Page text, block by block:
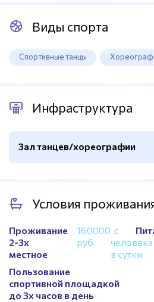
Виды спорта
Спортивные танцы
Инфраструктура
Зал танцев/хореографии
Площадь
Больше 100м.кв.
Станки
Есть
Условия
Проживание
2-3х
местное
160000
руб.
с
человека
в сутки
Пользование
спортивной площадкой
до 3х часов в день